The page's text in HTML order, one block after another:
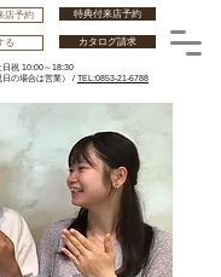
特典付来店予約
店予約
カタログ請求
日祝 10:00～18:30
日の場合は営業） / TEL:0853-21-6788
る